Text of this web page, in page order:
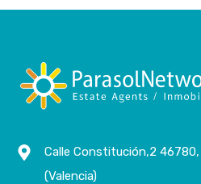
Calle Constitución,2 46780,
(Valencia)